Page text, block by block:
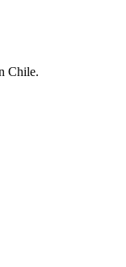
Chile.